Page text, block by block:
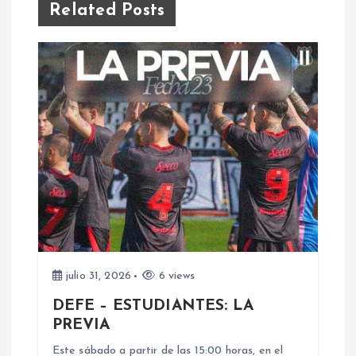
a
c
ó
n
d
Related Posts
julio 31, 2026 6 views
DEFE – ESTUDIANTES: LA
PREVIA
Este sábado a partir de las 15:00 horas, en el